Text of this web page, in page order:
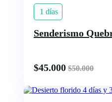
1 días
Senderismo
$45.000 $50.000